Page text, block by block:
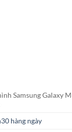
Samsung Galaxy
hàng ngày